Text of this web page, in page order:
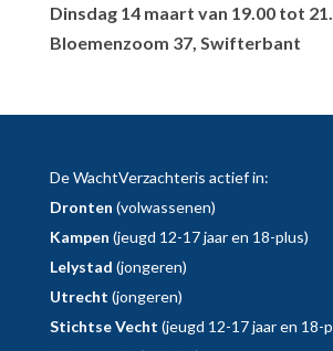
Dinsdag 14 maart van 19.00 tot
Bloemenzoom 37, Swifterbant
De WachtVerzachteris actief in:
Dronten (volwassenen)
Kampen (jeugd 12-17 jaar en 18-plus)
Lelystad (jongeren)
Utrecht (jongeren)
Stichtse Vecht (jeugd 12-17 jaar en 18-